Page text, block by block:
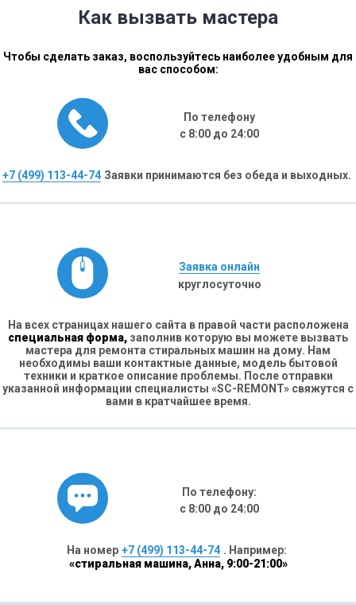
Как вызвать мастера
Чтобы сделать заказ, воспользуйтесь наиболее удобным для
вас способом:
По телефону
с 8:00 до 24:00
+7 (499) 113-44-74 Заявки принимаются без обеда и выходных.
Заявка онлайн
круглосуточно
На всех страницах нашего сайта в правой части расположена
специальная форма, заполнив которую вы можете вызвать
мастера для ремонта стиральных машин на дому. Нам
необходимы ваши контактные данные, модель бытовой
техники и краткое описание проблемы. После отправки
указанной информации специалисты «SC-REMONT» свяжутся с
вами в кратчайшее время.
По телефону:
с 8:00 до 24:00
На номер +7 (499) 113-44-74 . Например:
«стиральная машина, Анна, 9:00-21:00»